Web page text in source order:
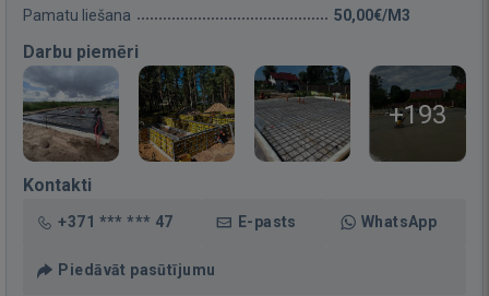
Pamatu liešana 50,00€/M3
Darbu piemēri
+193
Kontakti
+371 *** *** 47 E-pasts WhatsApp
Piedāvāt pasūtījumu